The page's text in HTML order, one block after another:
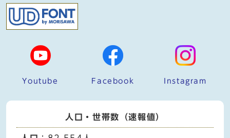
Youtube Facebook Instagram
人口・世帯数（速報値）